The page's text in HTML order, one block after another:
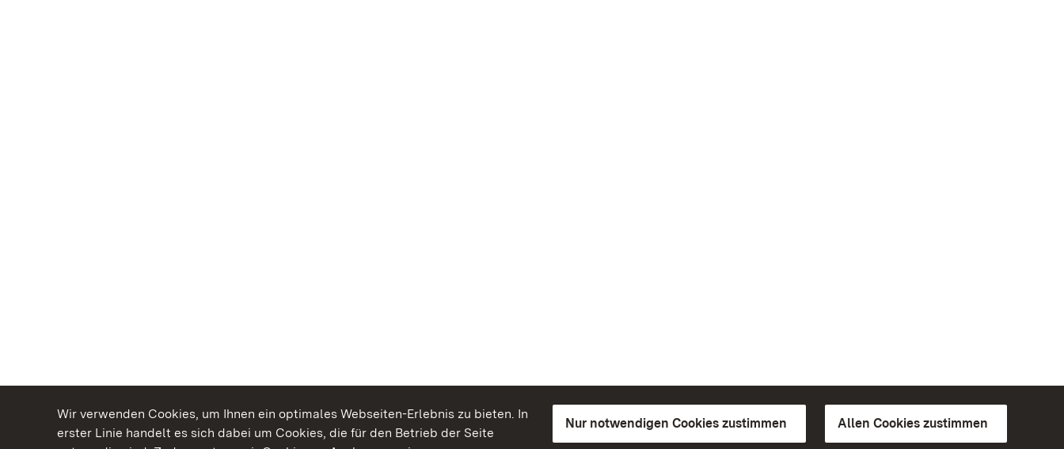
Wir verwenden Cookies, um Ihnen ein optimales Webseiten-Erlebnis zu bieten. In
erster Linie handelt es sich dabei um Cookies, die für den Betrieb der Seite
Nur notwendigen Cookies zustimmen Allen Cookies zustimmen